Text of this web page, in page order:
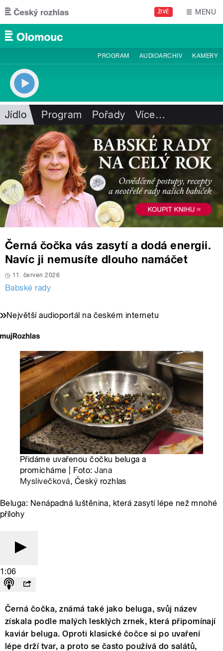
Přejít k hlavnímu obsahu
ŽIVĚ MENU
PROGRAM AUDIOARCHIV KAMERY
Jídlo Program Pořady Více…
Černá čočka vás zasytí a dodá energii.
Navíc ji nemusíte dlouho namáčet
11. červen 2026
Babské rady
Největší audioportál na českém internetu
Přidáme uvařenou čočku beluga a
promícháme | Foto:Jana
Myslivečková, Český rozhlas
Beluga: Nenápadná luštěnina, která zasytí lépe než mnohé
přílohy
1:06
Černá čočka, známá také jako beluga, svůj název
získala podle malých lesklých zrnek, která připomínají
kaviár beluga. Oproti klasické čočce si po uvaření
lépe drží tvar, a proto se často používá do salátů,